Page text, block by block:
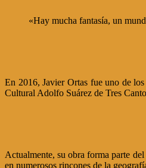
«Hay mucha fantasía, un
En 2016, Javier Ortas fue uno de
Cultural Adolfo Suárez de Tres
Actualmente, su obra forma parte
en numerosos rincones de la